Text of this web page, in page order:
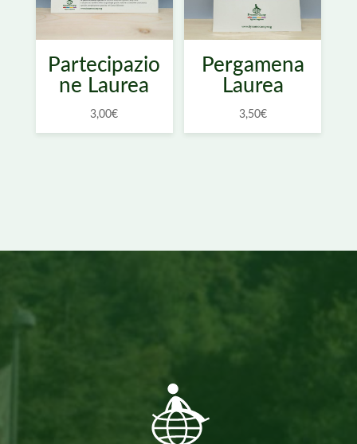
Partecipazio
ne Laurea
3,00€
Pergamena
Laurea
3,50€